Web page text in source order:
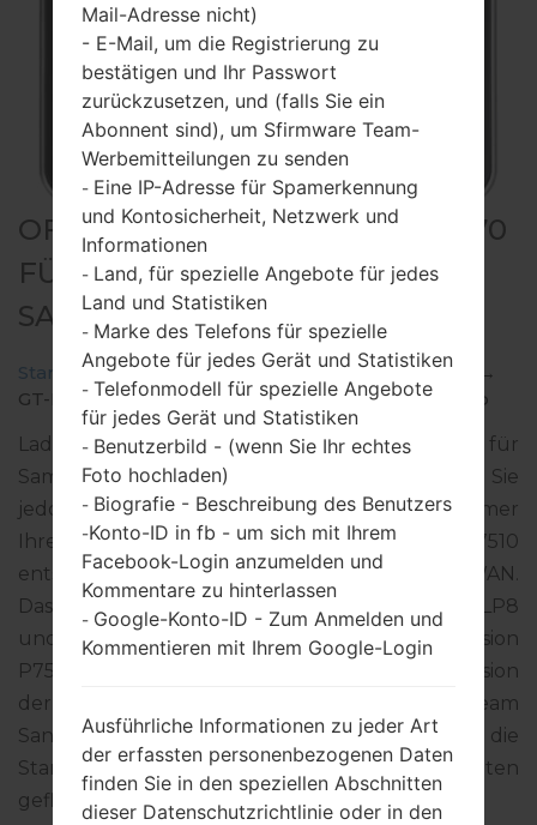
OFFIZIELLER FIRMWARE #5270
FÜR GT-P7510 -
SAMSUNGGALAXY TAB 10.1
Startseite →Galaxy Tab 10.1 →SamsungGT-P7510
→
GT-P7510_BRI_1_20120830103009_buuysmvy4v.zip
Laden Sie das neueste Firmware-Update für
Samsung Galaxy Tab 10.1 herunter. Vergessen Sie
jedoch nicht zu überprüfen, ob die Modellnummer
Ihres Smartphones dem angegebenen GT-P7510
entspricht. Der Firmware-Code BRI ist für TAIWAN.
Das Produkt wird mit der PDA-Version P7510ZSLP8
und CSC-Version P7510OZSLP8, MODEM-Version
P7510ZSLP8 geliefert. Die Betriebssystemversion
der angegebenen Firmware ist Android Ice Cream
Sandwich 4.0.4. Detalierte Anleitung, wie man die
Standart - Firmware auf Samsung-Geräten
geflascht wird,
gibt es hier
Mail-Adresse nicht)
- E-Mail, um die Registrierung zu
bestätigen und Ihr Passwort
zurückzusetzen, und (falls Sie ein
Abonnent sind), um Sfirmware Team-
Werbemitteilungen zu senden
- Eine IP-Adresse für Spamerkennung
und Kontosicherheit, Netzwerk und
Informationen
- Land, für spezielle Angebote für jedes
Land und Statistiken
- Marke des Telefons für spezielle
Angebote für jedes Gerät und Statistiken
- Telefonmodell für spezielle Angebote
für jedes Gerät und Statistiken
- Benutzerbild - (wenn Sie Ihr echtes
Foto hochladen)
- Biografie - Beschreibung des Benutzers
-Konto-ID in fb - um sich mit Ihrem
Facebook-Login anzumelden und
Kommentare zu hinterlassen
- Google-Konto-ID - Zum Anmelden und
Kommentieren mit Ihrem Google-Login
Ausführliche Informationen zu jeder Art
der erfassten personenbezogenen Daten
finden Sie in den speziellen Abschnitten
dieser Datenschutzrichtlinie oder in den